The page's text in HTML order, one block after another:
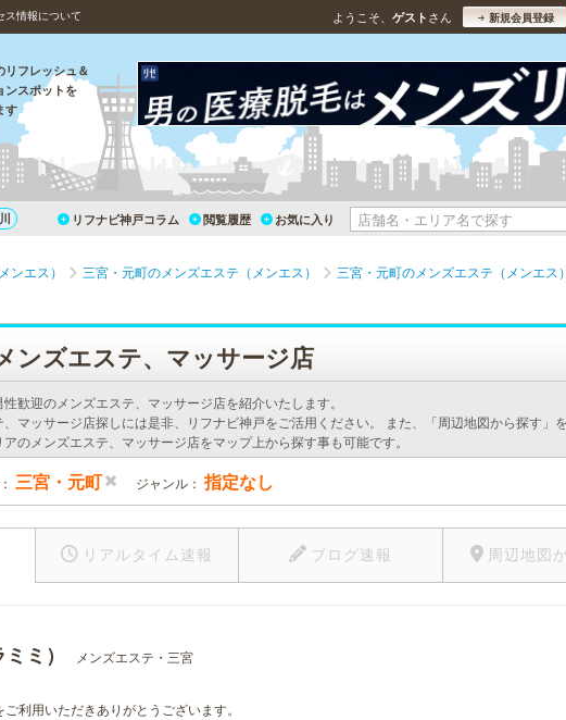
ス情報について ようこそ、 ゲスト さん 新規会員登録
リフレッシュ＆
ンスポットを
す
リフナビ神戸コラム 閲覧履歴 お気に入り
ンエス） 三宮・元町のメンズエステ（メンエス） 三宮・元町のメンズエステ（メンエス）
ンズエステ、マッサージ店
歓迎のメンズエステ、マッサージ店を紹介いたします。
マッサージ店探しには是非、リフナビ神戸をご活用ください。 また、「周辺地図から探す」
のメンズエステ、マッサージ店をマップ上から探す事も可能です。
三宮・元町 ジャンル： 指定なし
リアルタイム速報 ブログ速報 周辺地図
ミ） メンズエステ・三宮
利用いただきありがとうございます。